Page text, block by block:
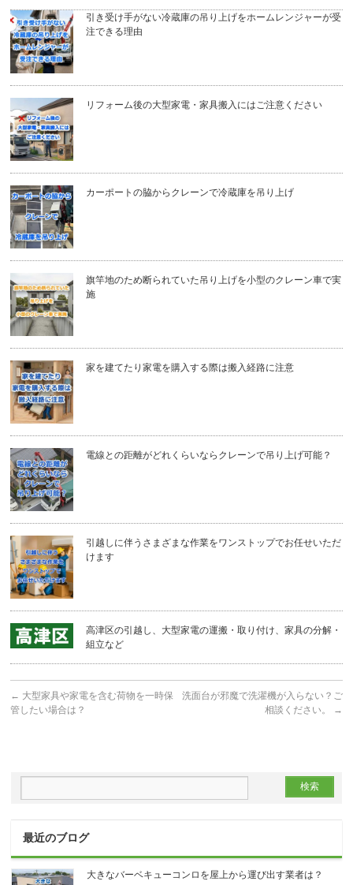
引き受け手がない冷蔵庫の吊り上げをホームレンジャーが受
注できる理由
リフォーム後の大型家電・家具搬入にはご注意ください
カーポートの脇からクレーンで冷蔵庫を吊り上げ
旗竿地のため断られていた吊り上げを小型のクレーン車で実
施
家を建てたり家電を購入する際は搬入経路に注意
電線との距離がどれくらいならクレーンで吊り上げ可能？
引越しに伴うさまざまな作業をワンストップでお任せいただ
けます
高津区の引越し、大型家電の運搬・取り付け、家具の分解・
組立など
← 大型家具や家電を含む荷物を一時保
管したい場合は？
洗面台が邪魔で洗濯機が入らない？ご
相談ください。
→
最近のブログ
大きなバーベキューコンロを屋上から運び出す業者は？